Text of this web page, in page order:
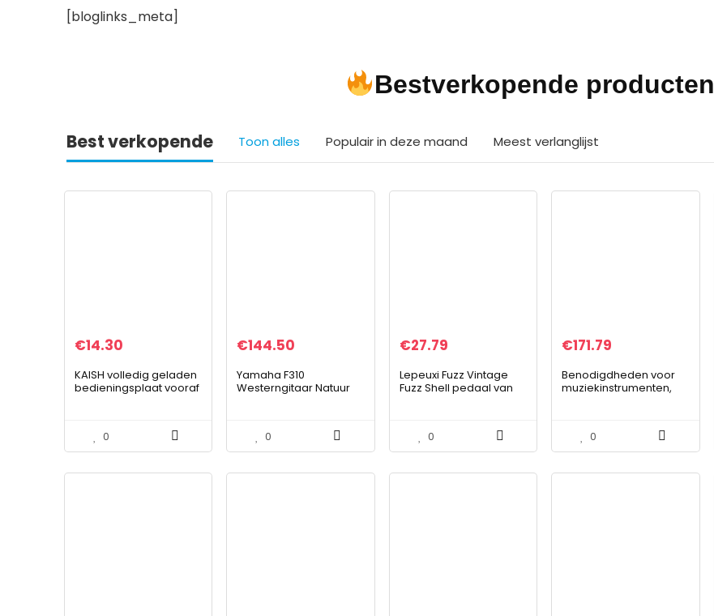
[bloglinks_meta]
Bestverkopende producten
Best verkopende Toon alles Populair in deze maand Meest verlanglijst
€14.30
KAISH volledig geladen
bedieningsplaat vooraf
kabelboom Chroom
0
€144.50
Yamaha F310
Westerngitaar Natuur
Akoestische Gitaar,
Naturel
0
€27.79
Lepeuxi Fuzz Vintage
Fuzz Shell pedaal van
0
€171.79
Benodigdheden voor
muziekinstrumenten,
gitaarsysteem voor
thuisgebruik…
0